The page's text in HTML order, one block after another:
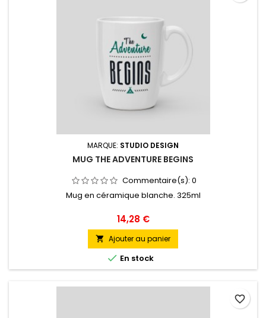
MARQUE: STUDIO DESIGN
MUG THE ADVENTURE BEGINS
Commentaire(s): 0
Mug en céramique blanche. 325ml
Prix
14,28 €
 Ajouter au panier
 En stock
favorite_border